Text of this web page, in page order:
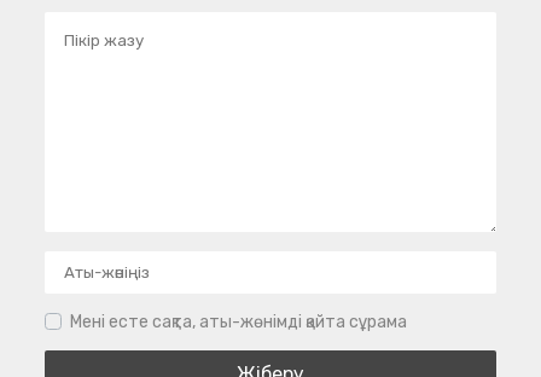
Мені есте сақта, аты-жөнімді қайта сұрама